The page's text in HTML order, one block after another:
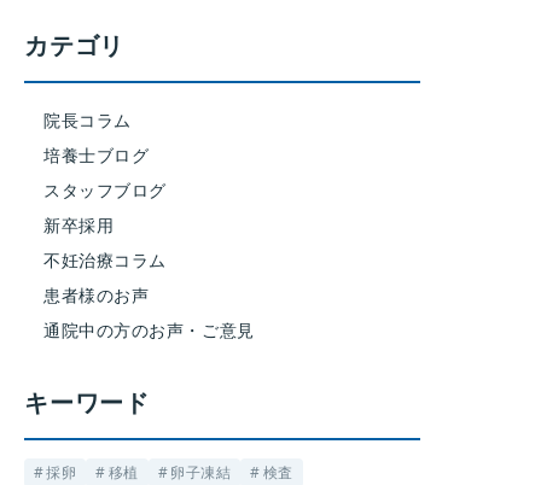
カテゴリ
院長コラム
培養士ブログ
スタッフブログ
新卒採用
不妊治療コラム
患者様のお声
通院中の方のお声・ご意見
キーワード
採卵 移植 卵子凍結 検査